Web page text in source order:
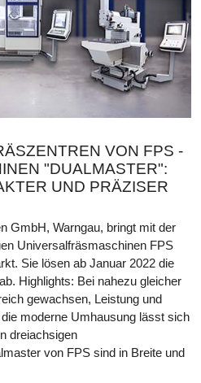
VON FPS -
"DUALMASTER":
UND PRÄZISER
GmbH, Warngau, bringt mit der
Universalfräsmaschinen FPS
Sie lösen ab Januar 2022 die
Highlights: Bei nahezu gleicher
gewachsen, Leistung und
moderne Umhausung lässt sich
dreiachsigen
von FPS sind in Breite und